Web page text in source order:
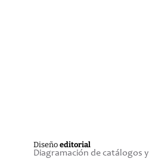
Diseño editorial
Diagramación de catálogos